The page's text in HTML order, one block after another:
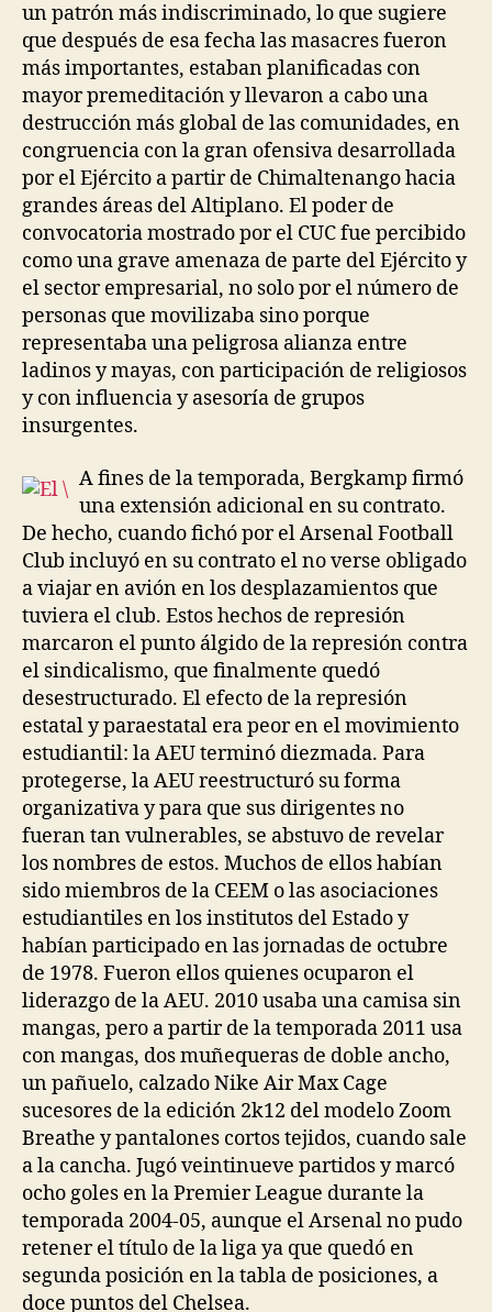
un patrón más indiscriminado, lo que sugiere
que después de esa fecha las masacres fueron
más importantes, estaban planificadas con
mayor premeditación y llevaron a cabo una
destrucción más global de las comunidades, en
congruencia con la gran ofensiva desarrollada
por el Ejército a partir de Chimaltenango hacia
grandes áreas del Altiplano. El poder de
convocatoria mostrado por el CUC fue percibido
como una grave amenaza de parte del Ejército y
el sector empresarial, no solo por el número de
personas que movilizaba sino porque
representaba una peligrosa alianza entre
ladinos y mayas, con participación de religiosos
y con influencia y asesoría de grupos
insurgentes.
A fines de la temporada, Bergkamp firmó
una extensión adicional en su contrato.
De hecho, cuando fichó por el Arsenal Football
Club incluyó en su contrato el no verse obligado
a viajar en avión en los desplazamientos que
tuviera el club. Estos hechos de represión
marcaron el punto álgido de la represión contra
el sindicalismo, que finalmente quedó
desestructurado. El efecto de la represión
estatal y paraestatal era peor en el movimiento
estudiantil: la AEU terminó diezmada. Para
protegerse, la AEU reestructuró su forma
organizativa y para que sus dirigentes no
fueran tan vulnerables, se abstuvo de revelar
los nombres de estos. Muchos de ellos habían
sido miembros de la CEEM o las asociaciones
estudiantiles en los institutos del Estado y
habían participado en las jornadas de octubre
de 1978. Fueron ellos quienes ocuparon el
liderazgo de la AEU. 2010 usaba una camisa sin
mangas, pero a partir de la temporada 2011 usa
con mangas, dos muñequeras de doble ancho,
un pañuelo, calzado Nike Air Max Cage
sucesores de la edición 2k12 del modelo Zoom
Breathe y pantalones cortos tejidos, cuando sale
a la cancha. Jugó veintinueve partidos y marcó
ocho goles en la Premier League durante la
temporada 2004-05, aunque el Arsenal no pudo
retener el título de la liga ya que quedó en
segunda posición en la tabla de posiciones, a
doce puntos del Chelsea.